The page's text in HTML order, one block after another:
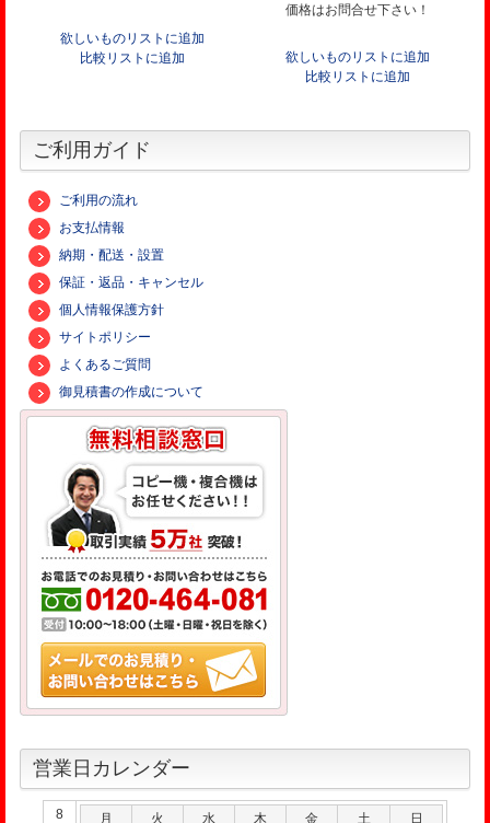
欲しいものリストに追加
比較リストに追加
価格はお問合せ下さい！
欲しいものリストに追加
比較リストに追加
ご利用ガイド
ご利用の流れ
お支払情報
納期・配送・設置
保証・返品・キャンセル
個人情報保護方針
サイトポリシー
よくあるご質問
御見積書の作成について
営業日カレンダー
8 月 火 水 木 金 土
日